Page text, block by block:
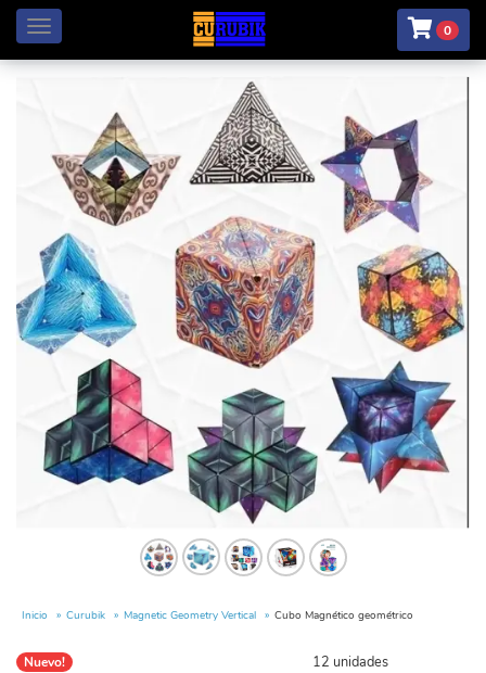
Menú 0
Inicio Curubik Magnetic Geometry Vertical Cubo Magnético geométrico
Nuevo!
12 unidades